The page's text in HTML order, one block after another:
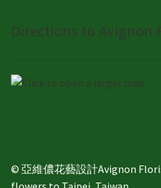
Directions to Avignon
© 亞維儂花藝設計Avignon